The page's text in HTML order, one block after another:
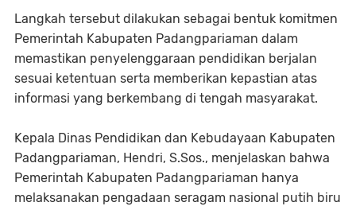
Langkah tersebut dilakukan sebagai bentuk komitmen
Pemerintah Kabupaten Padangpariaman dalam
memastikan penyelenggaraan pendidikan berjalan
sesuai ketentuan serta memberikan kepastian atas
informasi yang berkembang di tengah masyarakat.
Kepala Dinas Pendidikan dan Kebudayaan Kabupaten
Padangpariaman, Hendri, S.Sos., menjelaskan bahwa
Pemerintah Kabupaten Padangpariaman hanya
melaksanakan pengadaan seragam nasional putih biru